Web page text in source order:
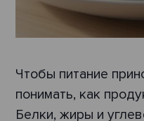
Чтобы питание
понимать, как
Белки, жиры и